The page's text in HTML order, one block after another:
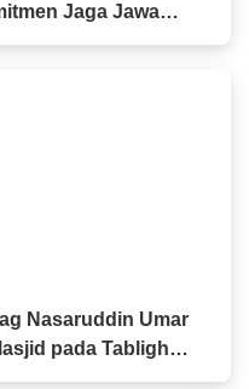
Jaga Jawa
Nasaruddin Umar
pada Tabligh